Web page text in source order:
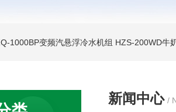
1000BP变频汽悬浮冷水机组 HZS-200WD牛
新闻中心 /